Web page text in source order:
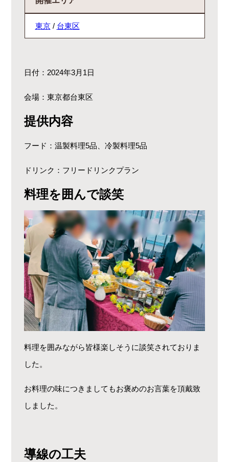
東京/ 台東区
日付：2024年3月1日
会場：東京都台東区
提供内容
フード：温製料理5品、冷製料理5品
ドリンク：フリードリンクプラン
料理を囲んで談笑
料理を囲みながら皆様楽しそうに談笑されておりま
した。
お料理の味につきましてもお褒めのお言葉を頂戴致
しました。
導線の工夫